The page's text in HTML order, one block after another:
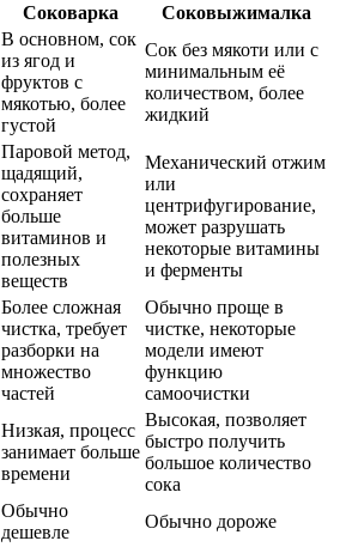
Соковарка Соковыжималка
В основном, сок
из ягод и
фруктов с
мякотью, более
густой
Сок без мякоти или с
минимальным её
количеством, более
жидкий
Паровой метод,
щадящий,
сохраняет
больше
витаминов и
полезных
веществ
Механический отжим
или
центрифугирование,
может разрушать
некоторые витамины
и ферменты
Более сложная
чистка, требует
разборки на
множество
частей
Обычно проще в
чистке, некоторые
модели имеют
функцию
самоочистки
Низкая, процесс
занимает больше
времени
Высокая, позволяет
быстро получить
большое количество
сока
Обычно
дешевле
Обычно дороже